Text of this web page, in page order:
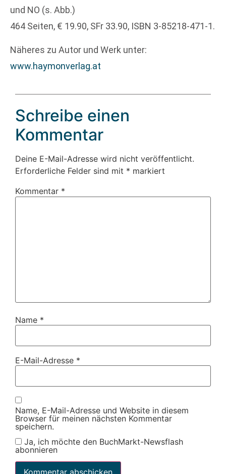
und NO (s. Abb.)
464 Seiten, € 19.90, SFr 33.90, ISBN 3-85218-471-1.
Näheres zu Autor und Werk unter:
www.haymonverlag.at
Schreibe einen
Kommentar
Deine E-Mail-Adresse wird nicht veröffentlicht.
Erforderliche Felder sind mit * markiert
Kommentar *
Name *
E-Mail-Adresse *
Name, E-Mail-Adresse und Website in diesem
Browser für meinen nächsten Kommentar
speichern.
Ja, ich möchte den BuchMarkt-Newsflash
abonnieren